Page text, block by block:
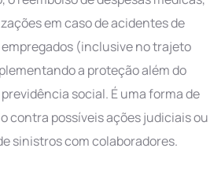
em caso de acidentes de
(inclusive no trajeto
a proteção além do
social. É uma forma de
contra possíveis ações judiciais ou
sinistros com colaboradores.